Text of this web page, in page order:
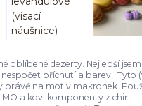
oblíbené dezerty. Nejlepší
příchutí a barev! Tyto
právě na motiv makronek.
a kov. komponenty z chir.